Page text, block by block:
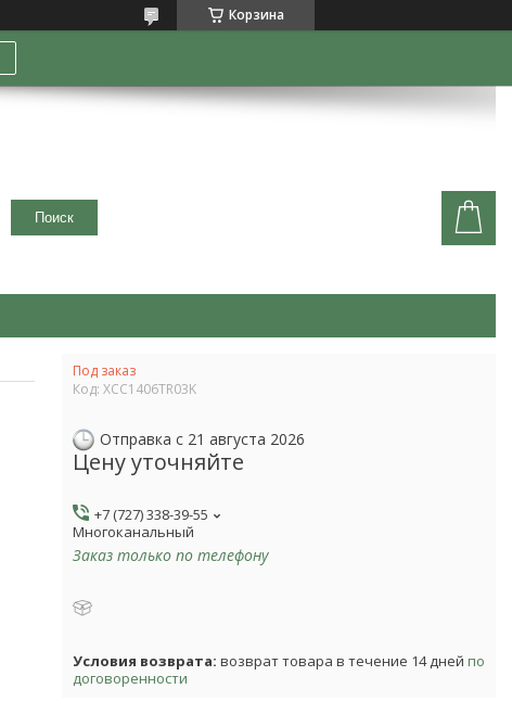
Корзина
Поиск
Под заказ
Код: XCC1406TR03K
Отправка с 21 августа 2026
Цену уточняйте
+7 (727) 338-39-55
Многоканальный
Заказ только по телефону
возврат товара в течение 14 дней по
договоренности